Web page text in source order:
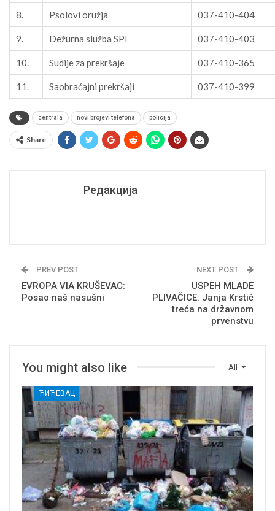
8. Psolovi oružja 037-410-404
9. Dežurna služba SPI 037-410-403
10. Sudije za prekršaje 037-410-365
11. Saobraćajni prekršaji 037-410-399
centrala novi brojevi telefona policija
Share
Редакција
PREV POST
EVROPA VIA KRUŠEVAC:
Posao naš nasušni
NEXT POST
USPEH MLADE
PLIVAČICE: Janja Krstić
treća na državnom
prvenstvu
All
You might also like
ЋИЋЕВАЦ